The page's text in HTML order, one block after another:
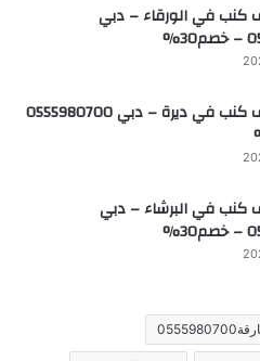
كنب في الورقاء – دبي
شركة تنظيف كنب في ديرة – دبي 0555980700
كنب في البرشاء – دبي